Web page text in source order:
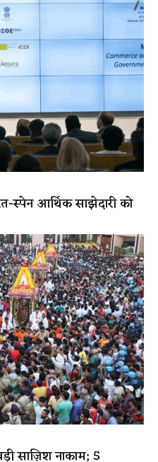
स्पेन आर्थिक साझेदारी को
साज़िश नाकाम; 5